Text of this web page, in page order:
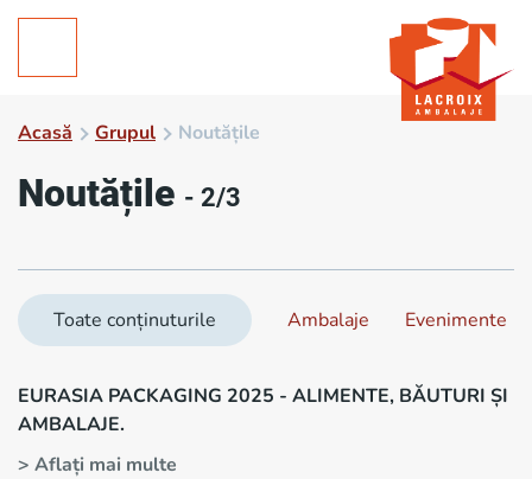
Acasă Grupul Noutățile
Noutățile - 2/3
Toate conținuturile Ambalaje Evenimente
EURASIA PACKAGING 2025 - ALIMENTE, BĂUTURI ȘI
AMBALAJE.
> Aflați mai multe